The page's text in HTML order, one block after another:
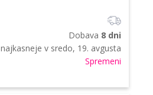
Dobava 8 dni
najkasneje v sredo, 19. avgusta
Spremeni